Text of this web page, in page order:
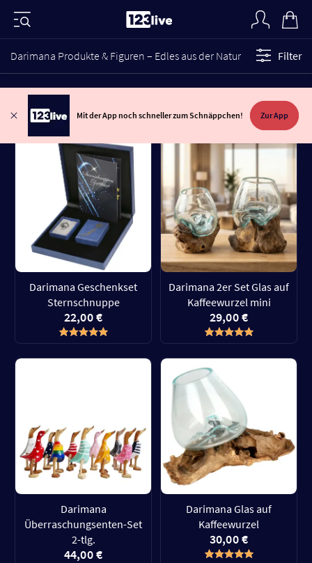
Darimana Produkte & Figuren – Edles aus der Natur Filter
Mit der App noch schneller zum Schnäppchen! Zur App
Darimana Geschenkset
Sternschnuppe
22,00 €
Darimana 2er Set Glas auf
Kaffeewurzel mini
29,00 €
Darimana
Überraschungsenten-Set
2-tlg.
44,00 €
Darimana Glas auf
Kaffeewurzel
30,00 €